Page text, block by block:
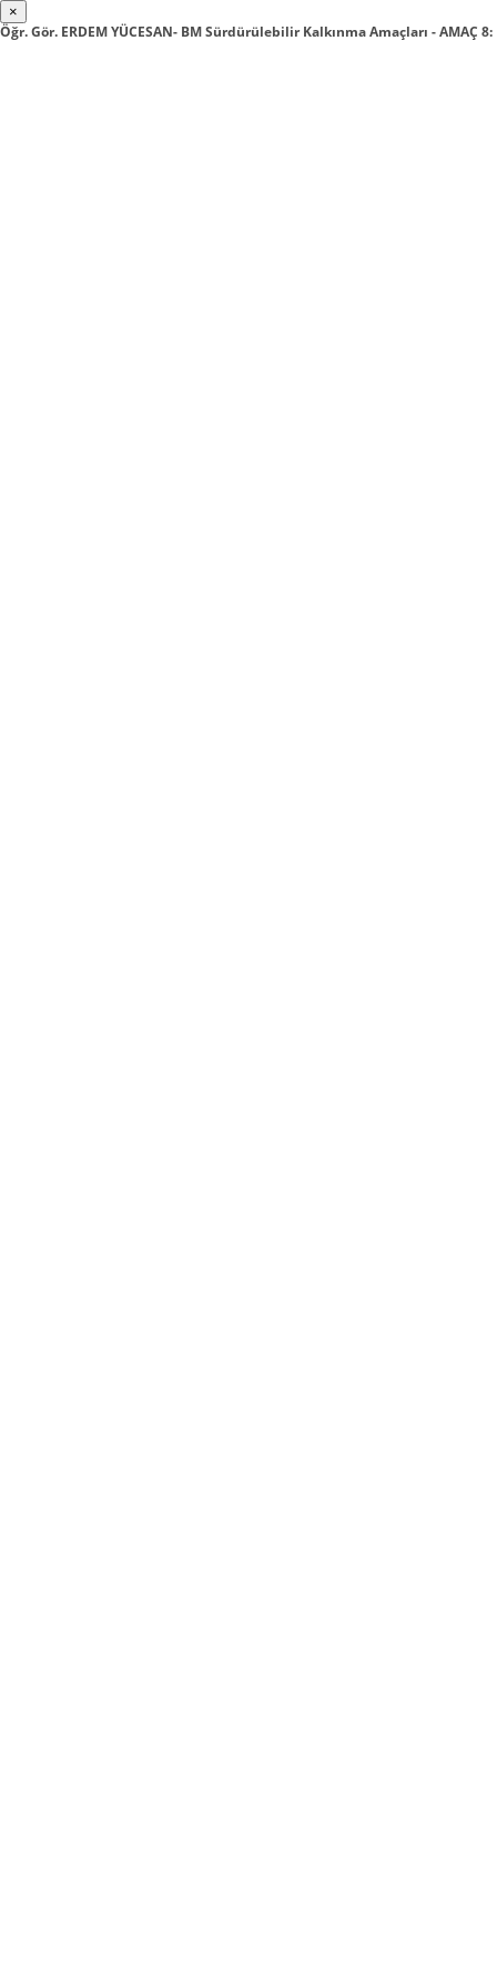
×
Öğr. Gör. ERDEM YÜCESAN- BM Sürdürülebilir Kalkınma Amaçları - AMAÇ 8: